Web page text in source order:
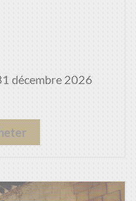
décembre 2026